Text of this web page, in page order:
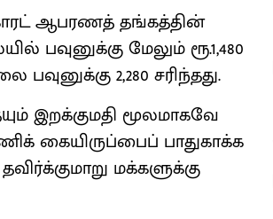
ஆபரணத் தங்கத்தின்
பவுனுக்கு மேலும் ரூ.1,480
2,280 சரிந்தது.
இறக்குமதி மூல​மாகவே
கையிருப்​பைப் பாது​காக்க
மக்களுக்கு